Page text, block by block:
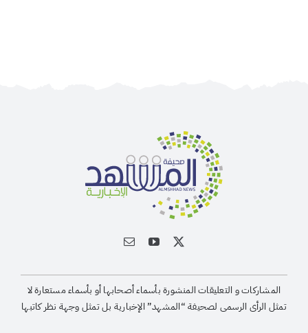
المشاركات و التعليقات المنشورة بأسماء أصحابها أو بأسماء مستعارة لا
تمثل الرأى الرسمى لصحيفة “المشهد” الإخبارية بل تمثل وجهة نظر كاتبها